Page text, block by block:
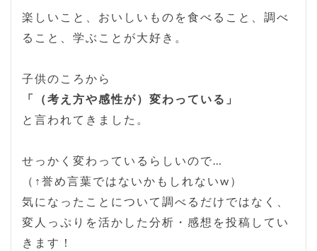
楽しいこと、おいしいものを食べること、調べ
ること、学ぶことが大好き。
子供のころから
「（考え方や感性が）変わっている」
と言われてきました。
せっかく変わっているらしいので…
（↑誉め言葉ではないかもしれないw）
気になったことについて調べるだけではなく、
変人っぷりを活かした分析・感想を投稿してい
きます！